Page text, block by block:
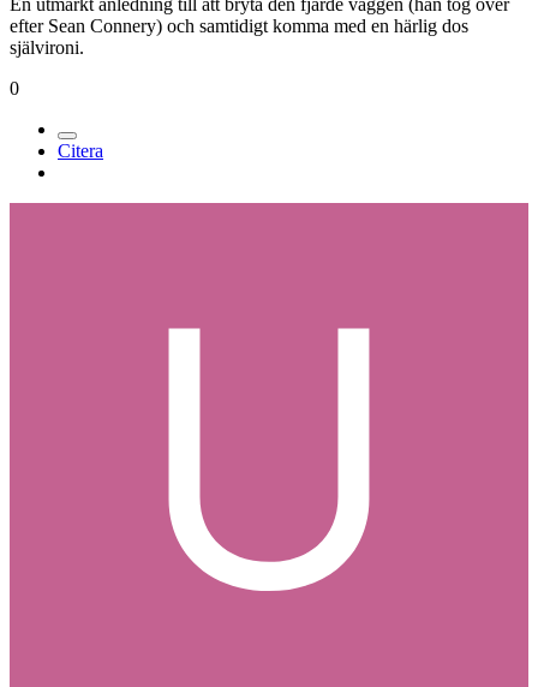
En utmärkt anledning till att bryta den fjärde väggen (han tog över
efter Sean Connery) och samtidigt komma med en härlig dos
självironi.
0
Citera